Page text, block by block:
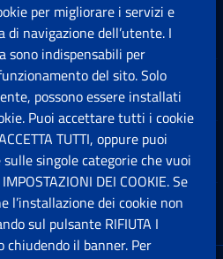
per migliorare i servizi e
di navigazione dell’utente. I
sono indispensabili per
del sito. Solo
possono essere installati
Puoi accettare tutti i cookie
TUTTI, oppure puoi
singole categorie che vuoi
DEI COOKIE. Se
dei cookie non
sul pulsante RIFIUTA I
chiudendo il banner. Per